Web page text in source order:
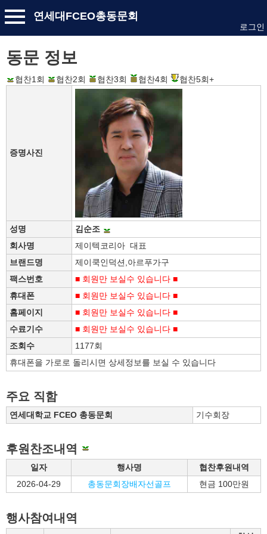
연세대FCEO총동문회
로그인
동문 정보
협찬1회 협찬2회 협찬3회 협찬4회 협찬5회+
증명사진
성명
김순조
회사명
제이텍코리아 대표
브랜드명
제이쿡인덕션,아르푸가구
팩스번호
■ 회원만 보실수 있습니다 ■
휴대폰
■ 회원만 보실수 있습니다 ■
홈페이지
■ 회원만 보실수 있습니다 ■
수료기수
■ 회원만 보실수 있습니다 ■
조회수
1177회
휴대폰을 가로로 돌리시면 상세정보를 보실 수 있습니다
주요 직함
연세대학교 FCEO 총동문회 기수회장
후원찬조내역
일자 행사명
협찬후원내역
2026-04-29
총동문회장배자선골프 현금 100만원
행사참여내역